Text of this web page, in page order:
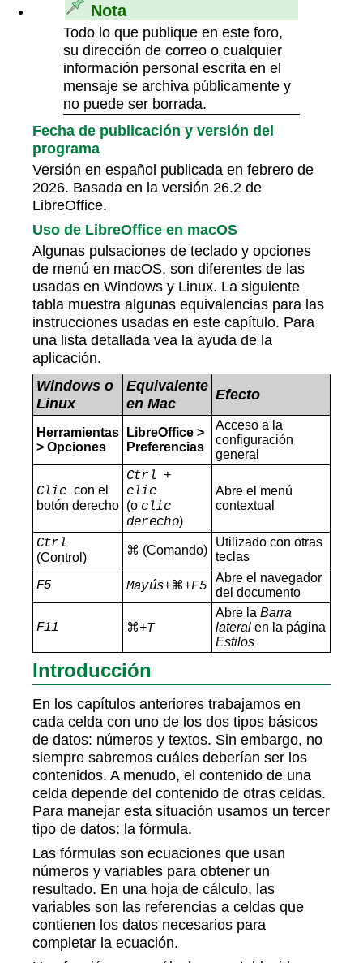
Nota
Todo lo que publique en este foro,
su dirección de correo o cualquier
información personal escrita en el
mensaje se archiva públicamente y
no puede ser borrada.
Fecha de publicación y versión del
programa
Versión en español publicada en febrero de
2026. Basada en la versión 26.2 de
LibreOffice.
Uso de LibreOffice en macOS
Algunas pulsaciones de teclado y opciones
de menú en macOS, son diferentes de las
usadas en Windows y Linux. La siguiente
tabla muestra algunas equivalencias para las
instrucciones usadas en este capítulo. Para
una lista detallada vea la ayuda de la
aplicación.
Windows o
Linux
Equivalente
en Mac
Efecto
Herramientas
> Opciones
LibreOffice >
Preferencias
Acceso a la
configuración
general
Cliccon el
botón derecho
Ctrl +
clic
(o clic
derecho)
Abre el menú
contextual
Ctrl
(Control)
⌘ (Comando)
Utilizado con otras
teclas
F5 Mayús+⌘+F5
Abre el navegador
del documento
F11 ⌘+T
Abre la Barra
lateralen la página
Estilos
Introducción
En los capítulos anteriores trabajamos en
cada celda con uno de los dos tipos básicos
de datos: números y textos. Sin embargo, no
siempre sabremos cuáles deberían ser los
contenidos. A menudo, el contenido de una
celda depende del contenido de otras celdas.
Para manejar esta situación usamos un tercer
tipo de datos: la fórmula.
Las fórmulas son ecuaciones que usan
números y variables para obtener un
resultado. En una hoja de cálculo, las
variables son las referencias a celdas que
contienen los datos necesarios para
completar la ecuación.